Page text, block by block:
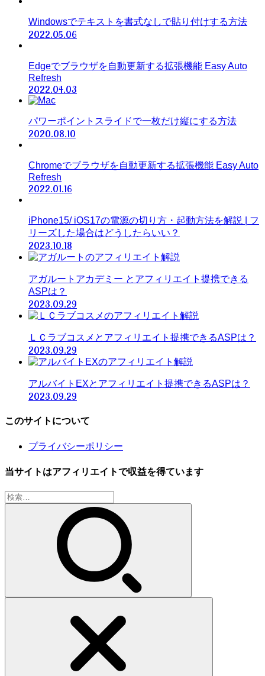
Windowsでテキストを書式なしで貼り付けする方法
2022.05.06
Edgeでブラウザを自動更新する拡張機能 Easy Auto
Refresh
2022.04.03
パワーポイントスライドで一枚だけ縦にする方法
2020.08.10
Chromeでブラウザを自動更新する拡張機能 Easy Auto
Refresh
2022.01.16
iPhone15/ iOS17の電源の切り方・起動方法を解説 | フ
リーズした場合はどうしたらいい？
2023.10.18
アガルートアカデミー とアフィリエイト提携できる
ASPは？
2023.09.29
ＬＣラブコスメとアフィリエイト提携できるASPは？
2023.09.29
アルバイトEXとアフィリエイト提携できるASPは？
2023.09.29
このサイトについて
プライバシーポリシー
当サイトはアフィリエイトで収益を得ています
検
索: